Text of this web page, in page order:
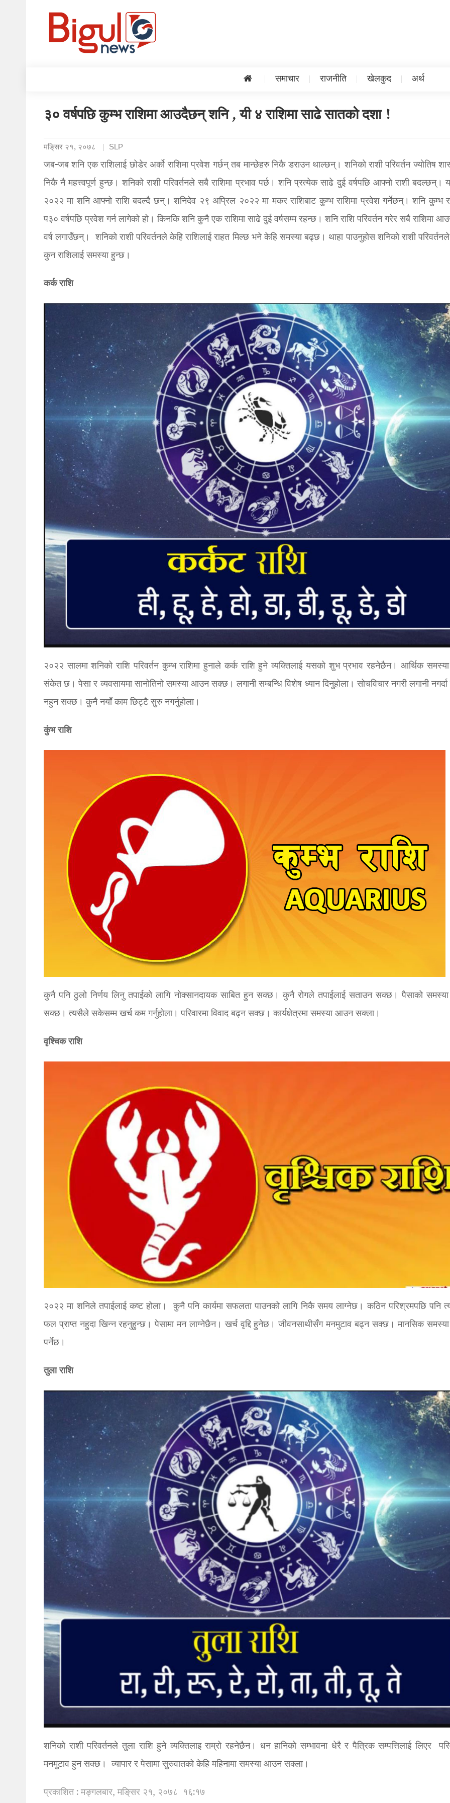
समाचार राजनीति खेलकुद अर्थ
३० वर्षपछि कुम्भ राशिमा आउदैछन् शनि , यी ४ राशिमा साढे सातको दशा !
मङि्सर २१, २०७८ SLP
जब-जब शनि एक राशिलाई छोडेर अर्को राशिमा प्रवेश गर्छन् तब मान्छेहरु निकै डराउन थाल्छन्। शनिको राशी परिवर्तन ज्योतिष
निकै नै महत्त्वपूर्ण हुन्छ। शनिको राशी परिवर्तनले सबै राशिमा प्रभाव पर्छ। शनि प्रत्येकसाढे दुई वर्षपछि आफ्नो राशी बदल्छन्।
२०२२ मा शनि आफ्नो राशि बदल्दै छन्। शनिदेव २९ अप्रिल २०२२ मा मकर राशिबाट कुम्भ राशिमा प्रवेश गर्नेछन्। शनि कुम्भ
प३० वर्षपछि प्रवेश गर्न लागेको हो। किनकि शनि कुनै एक राशिमा साढे दुई वर्षसम्म रहन्छ। शनि राशि परिवर्तन गरेर सबै राशिमा
वर्ष लगाउँछन्। शनिको राशी परिवर्तनले केहि राशिलाई राहत मिल्छ भने केहि समस्या बढ्छ। थाहा पाउनुहोस शनिको राशी
कुन राशिलाई समस्या हुन्छ।
कर्क राशि
२०२२ सालमा शनिको राशि परिवर्तन कुम्भ राशिमा हुनाले कर्क राशि हुने व्यक्तिलाई यसको शुभ प्रभाव रहनेछैन। आर्थिक
संकेत छ। पेसा र व्यवसायमा सानोतिनो समस्या आउन सक्छ। लगानी सम्बन्धि विशेष ध्यान दिनुहोला। सोचविचार नगरी लगानी नगर्दा
नहुन सक्छ। कुनै नयाँ काम छिट्टै सुरु नगर्नुहोला।
कुंभ राशि
कुनै पनि ठुलो निर्णय लिनु तपाईको लागि नोक्सानदायक साबित हुन सक्छ। कुनै रोगले तपाईलाई सताउन सक्छ। पैसाको
सक्छ। त्यसैले सकेसम्म खर्च कम गर्नुहोला। परिवारमा विवाद बढ्न सक्छ। कार्यक्षेत्रमा समस्या आउन सक्ला।
वृश्चिक राशि
२०२२ मा शनिले तपाईलाई कष्ट होला। कुनै पनि कार्यमा सफलता पाउनको लागि निकै समय लाग्नेछ। कठिन परिश्रमपछि पनि
फल प्राप्त नहुदा खिन्न रहनुहुन्छ। पेसामा मन लाग्नेछैन। खर्च वृद्दि हुनेछ। जीवनसाथीसँग मनमुटाव बढ्न सक्छ। मानसिक
पर्नेछ।
तुला राशि
शनिको राशी परिवर्तनले तुला राशि हुने व्यक्तिलाइ राम्रो रहनेछैन। धन हानिको सम्भावना धेरै र पैत्रिक सम्पत्तिलाई लिएर
मनमुटाव हुन सक्छ। व्यापार र पेसामा सुरुवातको केहि महिनामा समस्या आउन सक्ला।
प्रकाशित : मङ्गलबार, मङि्सर २१, २०७८ १६:१७